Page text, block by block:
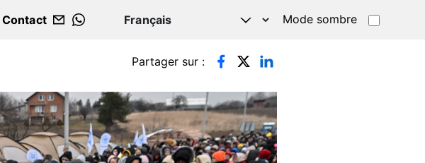
Contact
WHATSAPP
Mode sombre
Partager sur :